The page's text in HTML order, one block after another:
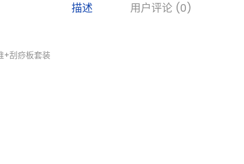
描述 用户评论 (0)
+刮痧板套装